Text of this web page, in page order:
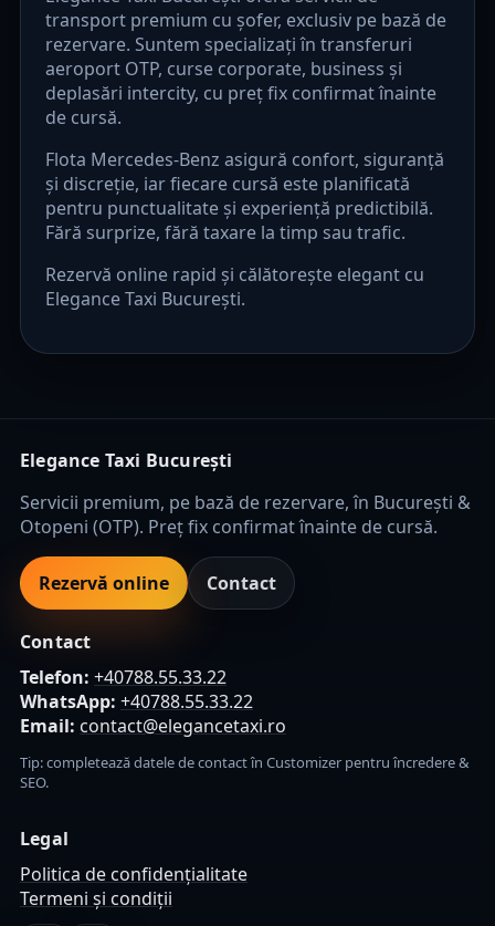
transport premium cu șofer, exclusiv pe bază de
rezervare. Suntem specializați în transferuri
aeroport OTP, curse corporate, business și
deplasări intercity, cu preț fix confirmat înainte
de cursă.
Flota Mercedes-Benz asigură confort, siguranță
și discreție, iar fiecare cursă este planificată
pentru punctualitate și experiență predictibilă.
Fără surprize, fără taxare la timp sau trafic.
Rezervă online rapid și călătorește elegant cu
Elegance Taxi București.
Elegance Taxi București
Servicii premium, pe bază de rezervare, în București &
Otopeni (OTP). Preț fix confirmat înainte de cursă.
Rezervă online Contact
Contact
Telefon: +40788.55.33.22
WhatsApp: +40788.55.33.22
Email: contact@elegancetaxi.ro
Tip: completează datele de contact în Customizer pentru încredere &
SEO.
Legal
Politica de confidențialitate
Termeni și condiții